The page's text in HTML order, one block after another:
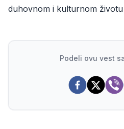
duhovnom i kulturnom životu
Podeli ovu vest